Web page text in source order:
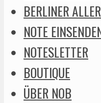
BERLINER
NOTE
NOTESLETTER
BOUTIQUE
ÜBER NOB